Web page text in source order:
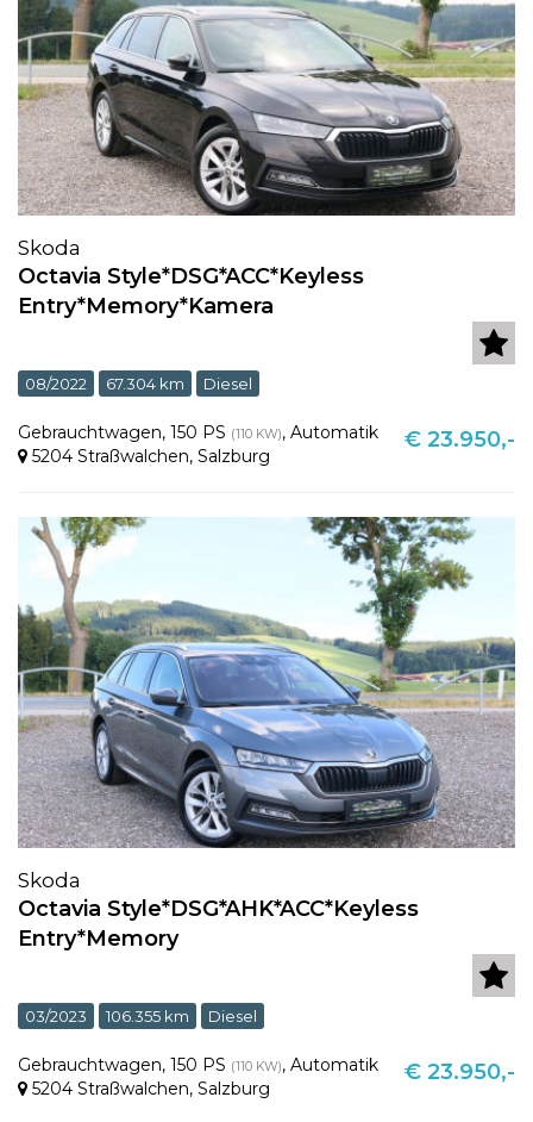
Skoda
Octavia Style*DSG*ACC*Keyless
Entry*Memory*Kamera
08/2022 67.304 km Diesel
Gebrauchtwagen, 150 PS (110 KW), Automatik
5204 Straßwalchen, Salzburg
€ 23.950,-
Skoda
Octavia Style*DSG*AHK*ACC*Keyless
Entry*Memory
03/2023 106.355 km Diesel
Gebrauchtwagen, 150 PS (110 KW), Automatik
5204 Straßwalchen, Salzburg
€ 23.950,-